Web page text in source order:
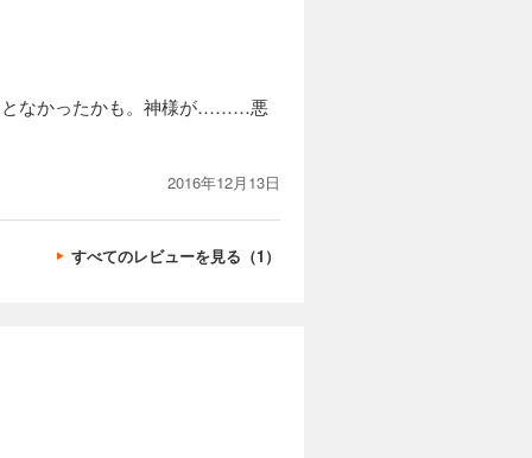
となかったかも。神様が………悪
2016年12月13日
すべてのレビューを見る（1）